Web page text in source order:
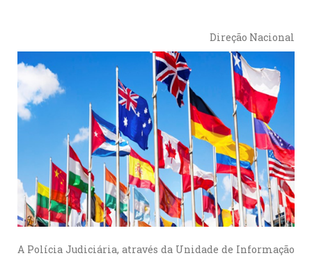
Direção Nacional
A Polícia Judiciária, através da Unidade de Informação